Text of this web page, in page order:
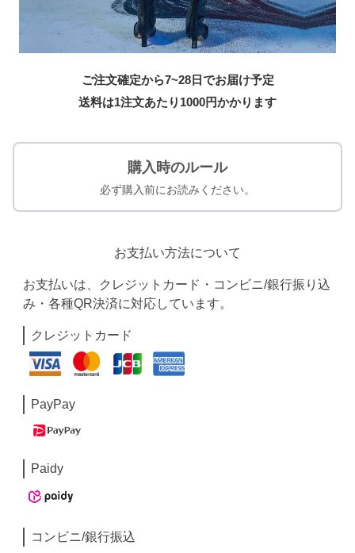
ご注文確定から7~28日でお届け予定
送料は1注文あたり 1000円かかります
購入時のルール
必ず購入前にお読みください。
お支払い方法について
お支払いは、クレジットカード・コンビニ/銀行振り込
み・各種QR決済に対応しています。
クレジットカード
PayPay
Paidy
コンビニ/銀行振込